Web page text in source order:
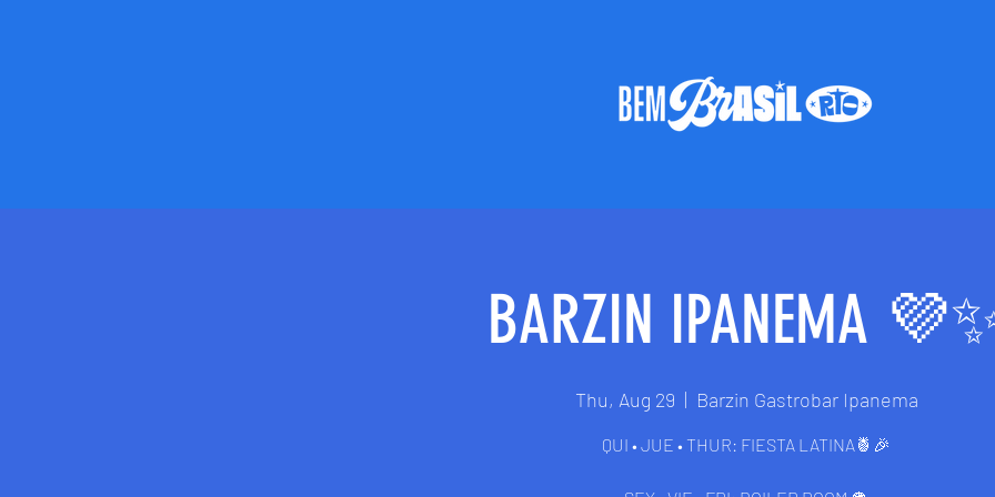
BARZIN IPANEMA
Thu, Aug 29
  |
Barzin Gastrobar Ipanema
QUI • JUE • THUR: FIESTA LATINA🍍🎉